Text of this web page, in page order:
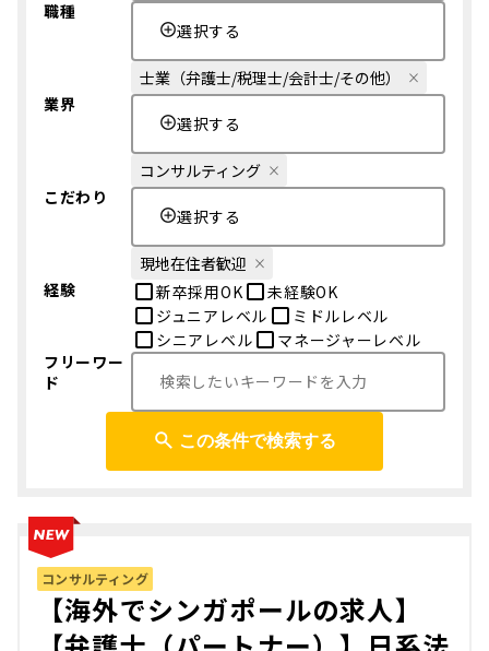
職種
選択する
士業（弁護士/税理士/会計士/その他）
業界
選択する
コンサルティング
こだわり
選択する
現地在住者歓迎
経験
新卒採用OK
未経験OK
ジュニアレベル
ミドルレベル
シニアレベル
マネージャーレベル
フリーワー
ド
この条件で検索する
コンサルティング
【海外でシンガポールの求人】